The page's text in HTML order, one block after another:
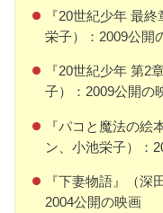
『20世紀少年 最
栄子）：2009公開
『20世紀少年 第2
子）：2009公開の
『パコと魔法の絵
ン、小池栄子）：
『下妻物語』（深
2004公開の映画